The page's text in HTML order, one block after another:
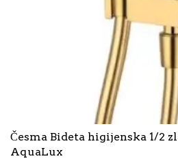
Česma Bideta higijenska 1/2
AquaLux